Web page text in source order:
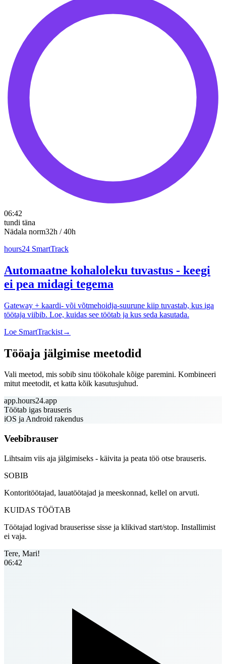
06:42
tundi täna
Nädala norm32h / 40h
hours24 SmartTrack
Automaatne kohaloleku tuvastus - keegi
ei pea midagi tegema
Gateway + kaardi- või võtmehoidja-suurune kiip tuvastab, kus iga
töötaja viibib. Loe, kuidas see töötab ja kus seda kasutada.
Loe SmartTrackist→
Tööaja jälgimise meetodid
Vali meetod, mis sobib sinu töökohale kõige paremini. Kombineeri
mitut meetodit, et katta kõik kasutusjuhud.
app.hours24.app
Töötab igas brauseris
iOS ja Android rakendus
Veebibrauser
Lihtsaim viis aja jälgimiseks - käivita ja peata töö otse brauseris.
SOBIB
Kontoritöötajad, lauatöötajad ja meeskonnad, kellel on arvuti.
KUIDAS TÖÖTAB
Töötajad logivad brauserisse sisse ja klikivad start/stop. Installimist
ei vaja.
Tere, Mari!
06:42